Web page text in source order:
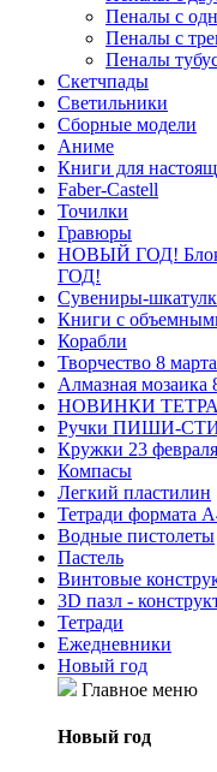
Пеналы с
Пеналы с
Пеналы
Скетчпады
Светильники
Сборные модели
Аниме
Книги для
Faber-Castell
Точилки
Гравюры
НОВЫЙ ГОД!
ГОД!
Сувениры-
Книги с
Корабли
Творчество 8
Алмазная мозаика
НОВИНКИ
Ручки ПИШИ-
Кружки 23 февраля
Компасы
Легкий пластилин
Тетради формата
Водные пистолеты
Пастель
Винтовые
3D пазл -
Тетради
Ежедневники
Новый год
Главное меню
Новый год